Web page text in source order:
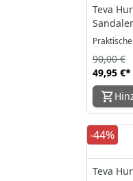
Teva
49,95 €*
90,00 €
-44%
Teva